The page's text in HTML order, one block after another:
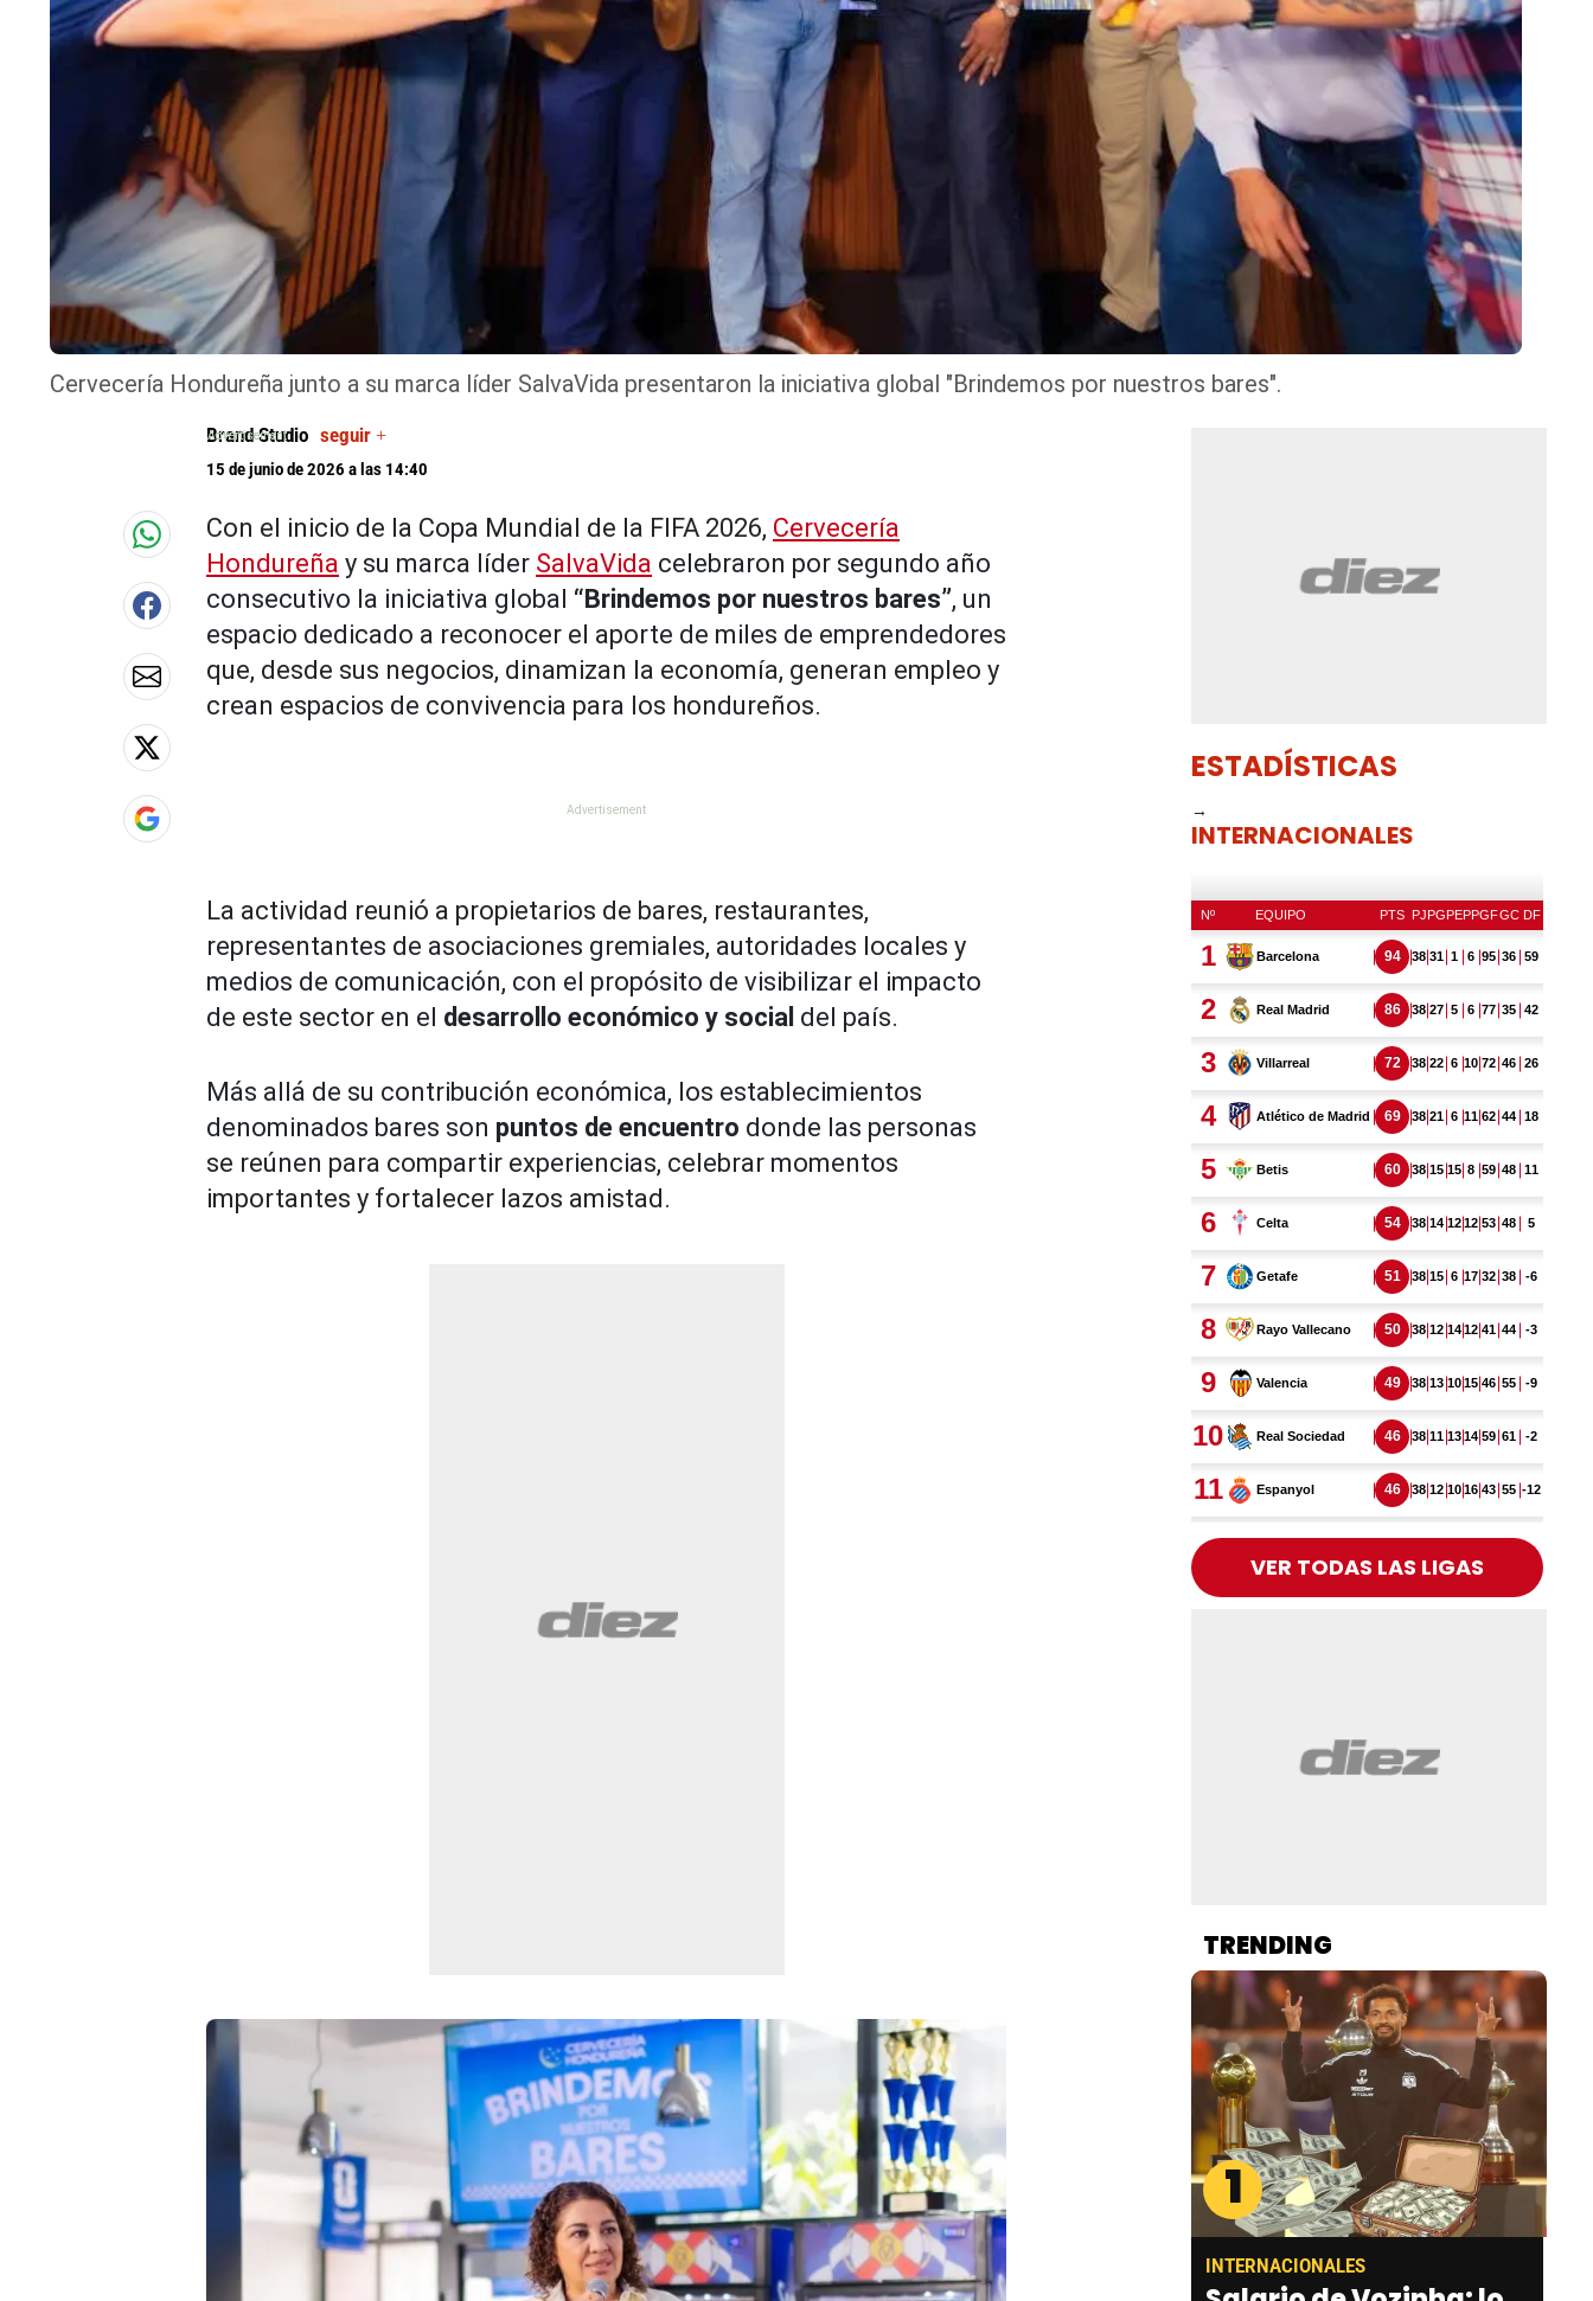
Cervecería Hondureña junto a su marca líder SalvaVida presentaron la iniciativa global "Brindemos por nuestros bares".
Brand Studio seguir +
15 de junio de 2026 a las 14:40
Con el inicio de la Copa Mundial de la FIFA 2026, Cervecería
Hondureña y su marca líder SalvaVida celebraron por segundo año
consecutivo la iniciativa global “Brindemos por nuestros bares”, un
espacio dedicado a reconocer el aporte de miles de emprendedores
que, desde sus negocios, dinamizan la economía, generan empleo y
crean espacios de convivencia para los hondureños.
La actividad reunió a propietarios de bares, restaurantes,
representantes de asociaciones gremiales, autoridades locales y
medios de comunicación, con el propósito de visibilizar el impacto
de este sector en el desarrollo económico y social del país.
Más allá de su contribución económica, los establecimientos
denominados bares son puntos de encuentro donde las personas
se reúnen para compartir experiencias, celebrar momentos
importantes y fortalecer lazos amistad.
ESTADÍSTICAS
→
INTERNACIONALES
VER TODAS LAS LIGAS
TRENDING
1
INTERNACIONALES